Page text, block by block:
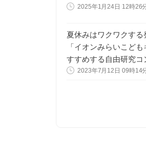
2025年1月24日 12時26
夏休みはワクワクす
「イオンみらいこど
すすめする自由研究コ
2023年7月12日 09時14